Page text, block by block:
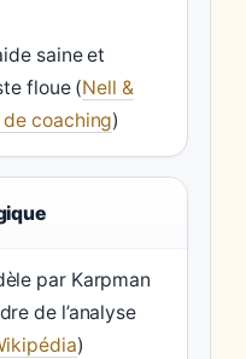
saine et
floue (Nell &
coaching)
par Karpman
de l’analyse
)